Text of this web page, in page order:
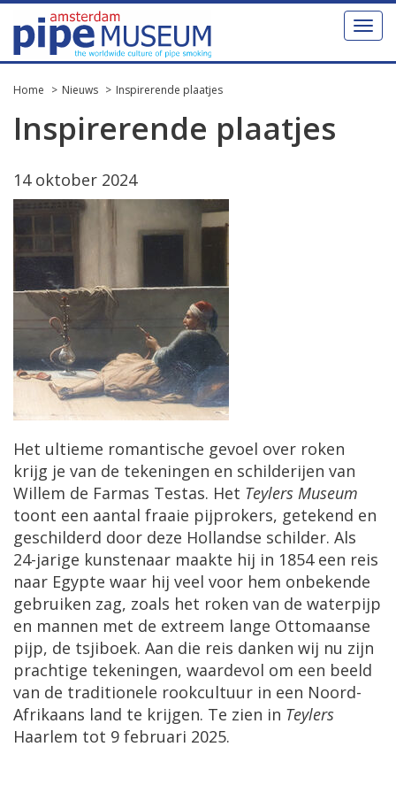
Toggle
Home Nieuws Inspirerende plaatjes
Inspirerende plaatjes
14 oktober 2024
Het ultieme romantische gevoel over roken
krijg je van de tekeningen en schilderijen van
Willem de Farmas Testas. Het Teylers Museum
toont een aantal fraaie pijprokers, getekend en
geschilderd door deze Hollandse schilder. Als
24-jarige kunstenaar maakte hij in 1854 een reis
naar Egypte waar hij veel voor hem onbekende
gebruiken zag, zoals het roken van de waterpijp
en mannen met de extreem lange Ottomaanse
pijp, de tsjiboek. Aan die reis danken wij nu zijn
prachtige tekeningen, waardevol om een beeld
van de traditionele rookcultuur in een Noord-
Afrikaans land te krijgen. Te zien in Teylers
Haarlem tot 9 februari 2025.